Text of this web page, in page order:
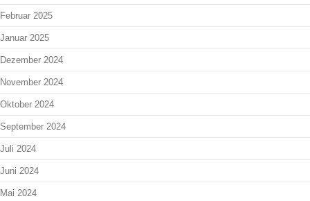
Februar 2025
Januar 2025
Dezember 2024
November 2024
Oktober 2024
September 2024
Juli 2024
Juni 2024
Mai 2024